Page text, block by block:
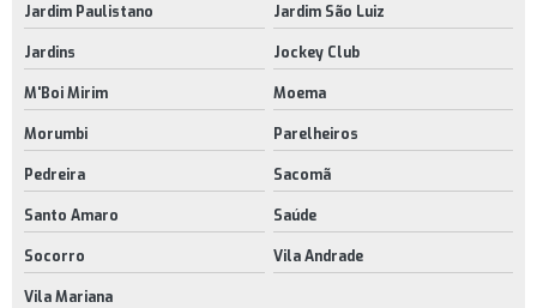
Rodízios para móveis comprar
Rodízios para móveis onde comprar
Suporte de chão para cpu
Suporte para cpu ajustável com rodízios
Suporte para cpu com rodinhas
Suporte para cpu preto
Venda de rodízios para móveis
Jardim Paulistano Jardim São Luiz
Jardins Jockey Club
M'Boi Mirim Moema
Morumbi Parelheiros
Pedreira Sacomã
Santo Amaro Saúde
Socorro Vila Andrade
Vila Mariana